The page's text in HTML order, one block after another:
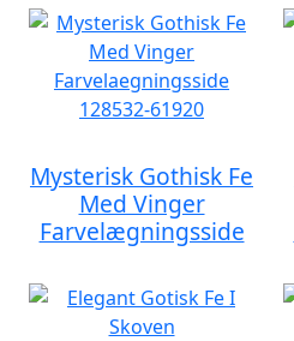
Mysterisk Gothisk Fe
Med Vinger
Farvelægningsside